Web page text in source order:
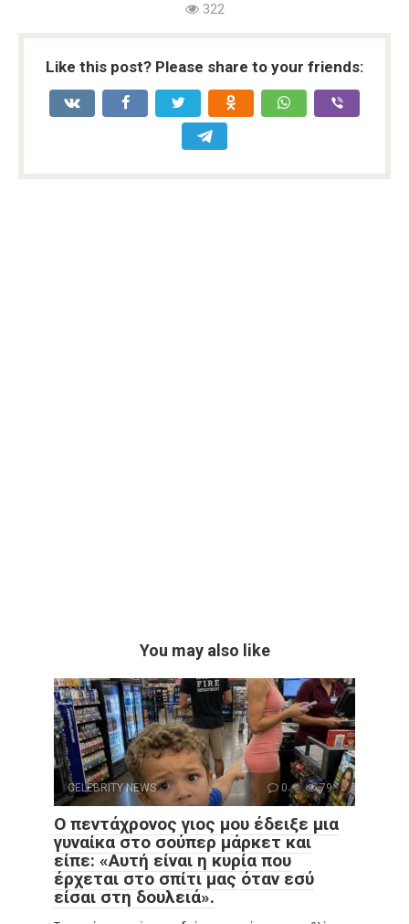
322
Like this post? Please share to your friends:
You may also like
CELEBRITY NEWS 0 79
Ο πεντάχρονος γιος μου έδειξε μια
γυναίκα στο σούπερ μάρκετ και
είπε: «Αυτή είναι η κυρία που
έρχεται στο σπίτι μας όταν εσύ
είσαι στη δουλειά».